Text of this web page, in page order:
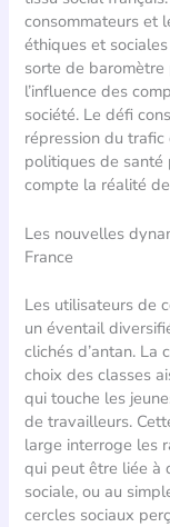
consommateurs et
éthiques et
sorte de
l’influence des
société. Le défi
répression du
politiques de santé
compte la réalité
Les nouvelles
France
Les utilisateurs de
un éventail
clichés d’antan. La
choix des classes
qui touche les
de travailleurs.
large interroge les
qui peut être liée à
sociale, ou au
cercles sociaux